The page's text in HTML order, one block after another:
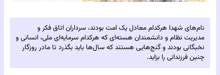
نام‌های شهدا هرکدام معادل یک امت بودند، سرداران اتاق فکر و
مدیریت نظام و دانشمندان هسته‌ای که هرکدام سرمایه‌ای ملی، انسانی و
نخبگانی بودند و گنج‌هایی هستند که سال‌ها باید بگذرد تا مادر روزگار
چنین فرزندانی را بزاید.